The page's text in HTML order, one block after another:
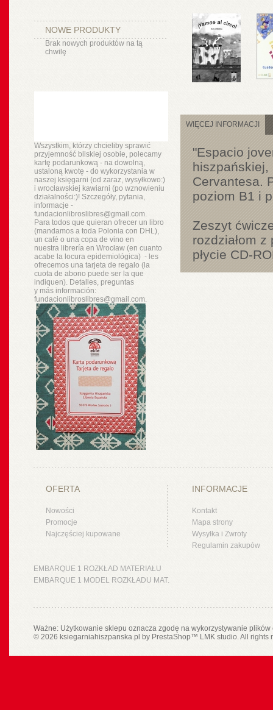
NOWE PRODUKTY
Brak nowych produktów na tą
chwilę
Wszystkim, którzy chcieliby sprawić
przyjemność bliskiej osobie, polecamy
kartę podarunkową - na dowolną,
ustaloną kwotę - do wykorzystania w
naszej księgarni (od zaraz, wysyłkowo:)
i wrocławskiej kawiarni (po wznowieniu
działalności:)! Szczegóły, pytania,
informacje -
fundacionlibroslibres@gmail.com.
Para todos que quieran ofrecer un libro
(mandamos a toda Polonia con DHL),
un café o una copa de vino en
nuestra libreríaen Wrocław (en cuanto
acabe la locura epidemiológica) - les
ofrecemos una tarjeta de regalo (la
cuota de abono puede ser la que
indiquen). Detalles, preguntas
y másinformación:
fundacionlibroslibres@gmail.com.
WIĘCEJ INFORMACJI
"Espacio
Cervantesa.
poziom B1 i
Zeszyt
rozdziałom
płycie CD-
OFERTA
Nowości
Promocje
Najczęściej kupowane
INFORMACJE
Kontakt
Mapa strony
Wysyłka i Zwroty
Regulamin zakupów
EMBARQUE 1 ROZKŁAD MATERIAŁU
EMBARQUE 1 MODEL ROZKŁADU MAT.
Ważne: Użytkowanie sklepu oznacza zgodę na wykorzystywanie
© 2026 ksiegarniahiszpanska.pl by PrestaShop™ LMK studio. All rights